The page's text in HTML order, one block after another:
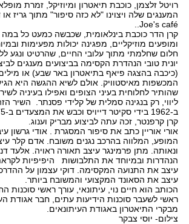
רויטל זלצמן, כוכבת תיאטרון ומיוזיקל, זמרת
Joe's café..
קרן הדר כוכבת בינלאומית, שכבשה כמעט כל
ומופעים מוזיקליים, מפגינה יכולות מפעימות
חלום שחלמתי מתוך עלובי החיים, שהרטיט ונגע
יונית טובי הנהדרת הקסימה בביצועים מענגים
(כיכבה בהצגה פיאף בתיאטרון באר שבע) או
המכשפות מאיסטוויק. אולם לשיא ההגשה היא
שהותיר לחלוחית בעיני הצופים ואפילו בעיניה
ליווי, רק בנגינה סמלית של קלידי פסנתר. השיר
קרן קרפנטר, זכה עתה לביצוע מבריק וענוג.
אורי אוריין כתב את סיפור המסגרת . אודי גרשון
המופע, המלווה בהרכב נגנים משובח. אדם קלר
ונאותה. מתן פרמינגר עיצב תאורה ראויה. אלעד
הנהדרות ובמיוחד את התלבושות היפיפיות
עיצב את התנועה המקסימה. דוקי עצמון על
עיצב את הסאונד המקצועי והמשובח ביותר.
ראשי לשעבר סוכנות הידיעות עתים, חבר אגודת
מבקרי התיאטרון באגודת העיתונאים.
צילום- יוסי צבקר